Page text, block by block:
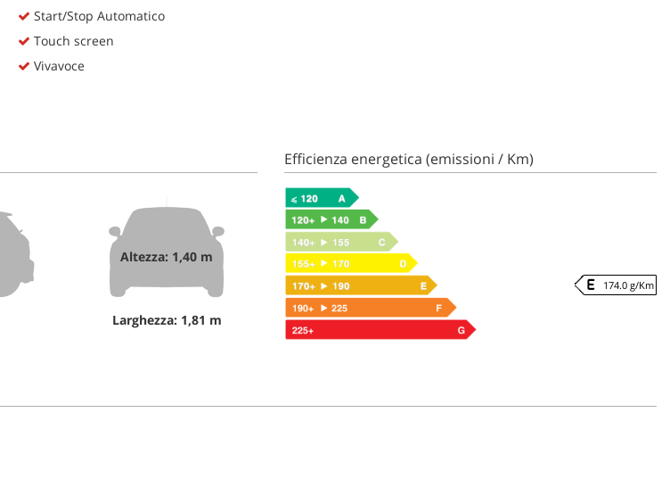
Start/Stop Automatico
Touch screen
Vivavoce
Altezza: 1,40 m
Larghezza: 1,81 m
Efficienza energetica (emissioni / Km)
174.0 g/Km